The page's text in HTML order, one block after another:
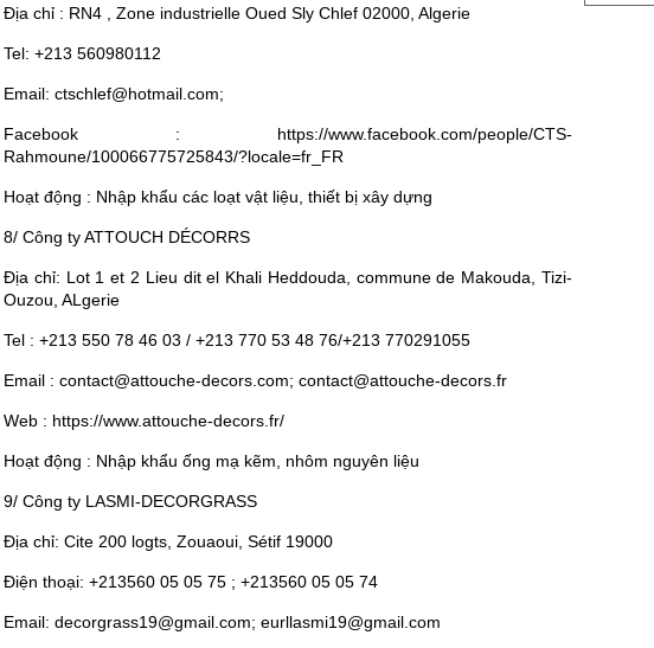
Địa chỉ : RN4 , Zone industrielle Oued Sly Chlef 02000, Algerie
Tel: +213 560980112
Email: ctschlef@hotmail.com;
Facebook : https://www.facebook.com/people/CTS-
Rahmoune/100066775725843/?locale=fr_FR
Hoạt động : Nhập khẩu các loạt vật liệu, thiết bị xây dựng
8/ Công ty ATTOUCH DÉCORRS
Địa chỉ: Lot 1 et 2 Lieu dit el Khali Heddouda, commune de Makouda, Tizi-
Ouzou, ALgerie
Tel : +213 550 78 46 03 / +213 770 53 48 76/+213 770291055
Email : contact@attouche-decors.com; contact@attouche-decors.fr
Web : https://www.attouche-decors.fr/
Hoạt động : Nhập khẩu ống mạ kẽm, nhôm nguyên liệu
9/ Công ty LASMI-DECORGRASS
Địa chỉ: Cite 200 logts, Zouaoui, Sétif 19000
Điện thoại: +213560 05 05 75 ; +213560 05 05 74
Email: decorgrass19@gmail.com; eurllasmi19@gmail.com